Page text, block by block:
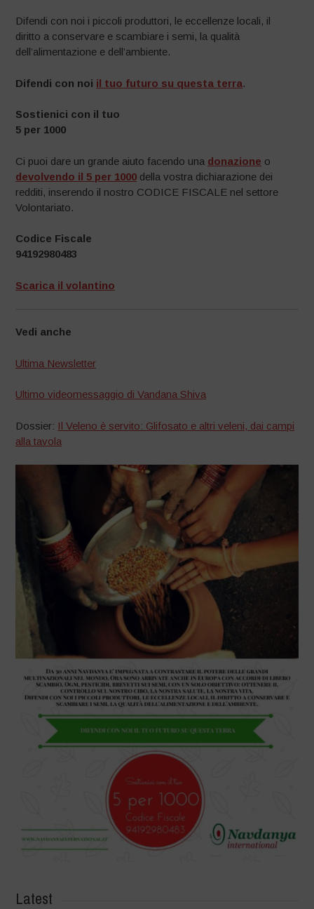
Difendi con noi i piccoli produttori, le eccellenze locali, il
diritto a conservare e scambiare i semi, la qualità
dell’alimentazione e dell’ambiente.
Difendi con noi il tuo futuro su questa terra.
Sostienici con il tuo
5 per 1000
Ci puoi dare un grande aiuto facendo una donazione o
devolvendo il 5 per 1000 della vostra dichiarazione dei
redditi, inserendo il nostro CODICE FISCALE nel settore
Volontariato.
Codice Fiscale
94192980483
Scarica il volantino
Vedi anche
Ultima Newsletter
Ultimo videomessaggio di Vandana Shiva
Dossier: Il Veleno è servito: Glifosato e altri veleni, dai campi
alla tavola
Latest